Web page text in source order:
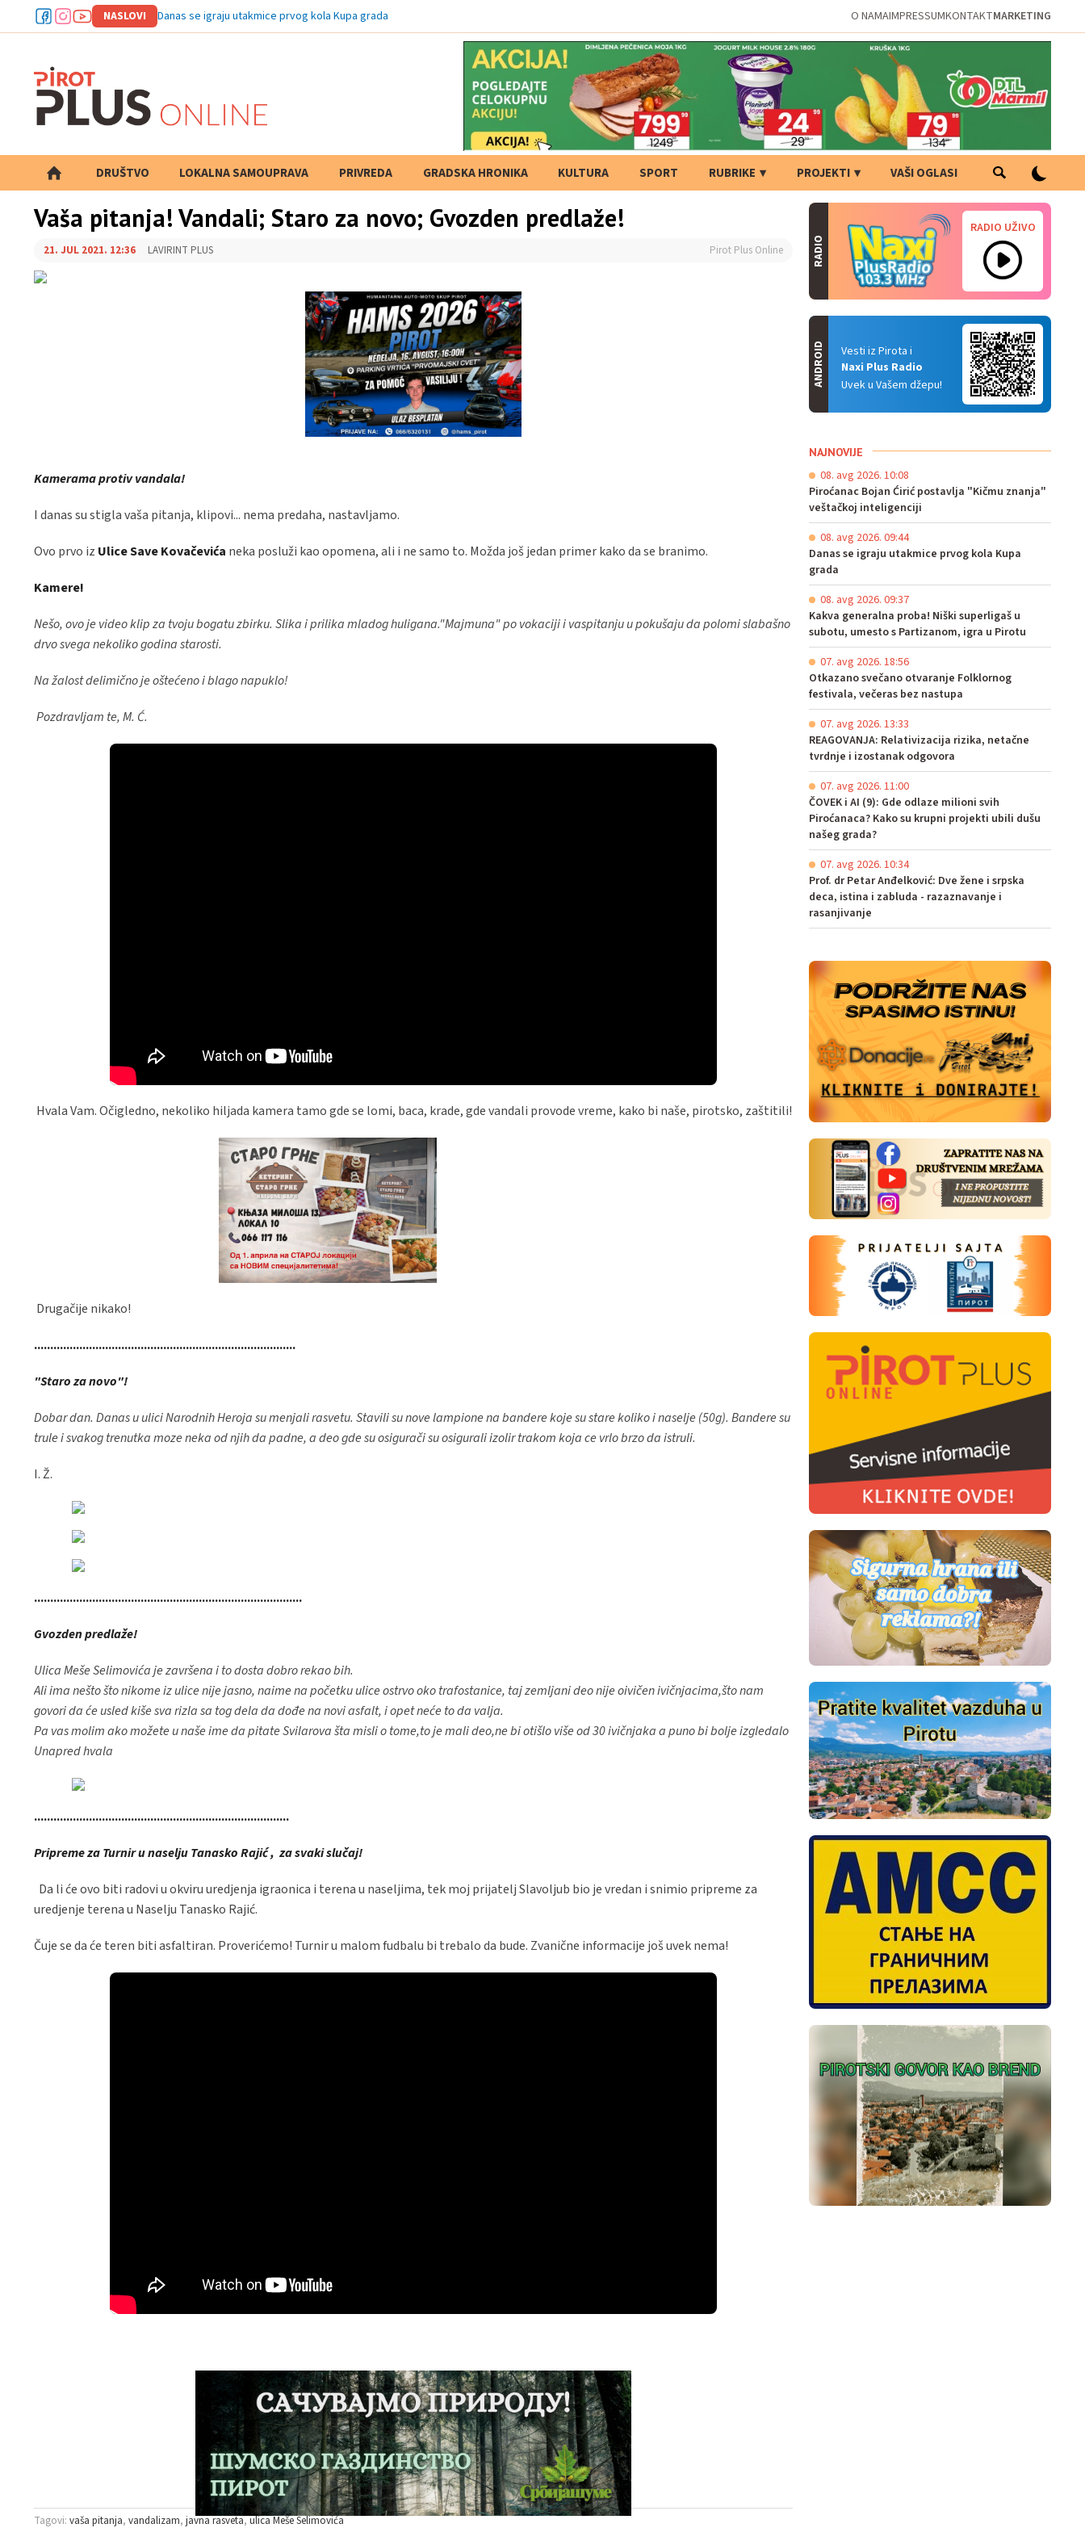
NASLOVI Danas se igraju utakmice prvog kola Kupa grada O NAMAIMPRESSUMKONTAKTMARKETING
DRUŠTVO LOKALNA SAMOUPRAVA PRIVREDA GRADSKA HRONIKA KULTURA SPORT RUBRIKE PROJEKTI VAŠI OGLASI
PRETRAGA
Vaša pitanja! Vandali; Staro za novo; Gvozden predlaže!
21. JUL 2021. 12:36 LAVIRINT PLUS Pirot Plus Online
Kamerama protiv vandala!
I danas su stigla vaša pitanja, klipovi... nema predaha, nastavljamo.
Ovo prvo iz Ulice Save Kovačevića neka posluži kao opomena, ali i ne samo to. Možda još jedan primer kako da se branimo.
Kamere!
Nešo, ovo je video klip za tvoju bogatu zbirku. Slika i prilika mladog huligana."Majmuna" po vokaciji i vaspitanju u pokušaju da polomi slabašno
drvo svega nekoliko godina starosti.
Na žalost delimično je oštećeno i blago napuklo!
Pozdravljam te, M. Ć.
Hvala Vam. Očigledno, nekoliko hiljada kamera tamo gde se lomi, baca, krade, gde vandali provode vreme, kako bi naše, pirotsko, zaštitili!
Drugačije nikako!
.................................................................................
"Staro za novo"!
Dobar dan. Danas u ulici Narodnih Heroja su menjali rasvetu. Stavili su nove lampione na bandere koje su stare koliko i naselje (50g). Bandere su
trule i svakog trenutka moze neka od njih da padne, a deo gde su osigurači su osigurali izolir trakom koja ce vrlo brzo da istruli.
I. Ž.
...................................................................................
Gvozden predlaže!
Ulica Meše Selimovića je završena i to dosta dobro rekao bih.
Ali ima nešto što nikome iz ulice nije jasno, naime na početku ulice ostrvo oko trafostanice, taj zemljani deo nije oivičen ivičnjacima,što nam
govori da će usled kiše sva rizla sa tog dela da dođe na novi asfalt, i opet neće to da valja.
Pa vas molim ako možete u naše ime da pitate Svilarova šta misli o tome,to je mali deo,ne bi otišlo više od 30 ivičnjaka a puno bi bolje izgledalo
Unapred hvala
...............................................................................
Pripreme za Turnir u naselju Tanasko Rajić , za svaki slučaj!
Da li će ovo biti radovi u okviru uredjenja igraonica i terena u naseljima, tek moj prijatelj Slavoljub bio je vredan i snimio pripreme za
uredjenje terena u Naselju Tanasko Rajić.
Čuje se da će teren biti asfaltiran. Proverićemo! Turnir u malom fudbalu bi trebalo da bude. Zvanične informacije još uvek nema!
Tagovi: vaša pitanja vandalizam javna rasveta ulica Meše Selimovića
RADIO
RADIO UŽIVO
Vesti iz Pirota i
Naxi Plus Radio
Uvek u Vašem džepu!
ANDROID
NAJNOVIJE
08. avg 2026. 10:08
Piroćanac Bojan Ćirić postavlja "Kičmu znanja"
veštačkoj inteligenciji
08. avg 2026. 09:44
Danas se igraju utakmice prvog kola Kupa
grada
08. avg 2026. 09:37
Kakva generalna proba! Niški superligaš u
subotu, umesto s Partizanom, igra u Pirotu
07. avg 2026. 18:56
Otkazano svečano otvaranje Folklornog
festivala, večeras bez nastupa
07. avg 2026. 13:33
REAGOVANJA: Relativizacija rizika, netačne
tvrdnje i izostanak odgovora
07. avg 2026. 11:00
ČOVEK i AI (9): Gde odlaze milioni svih
Piroćanaca? Kako su krupni projekti ubili dušu
našeg grada?
07. avg 2026. 10:34
Prof. dr Petar Anđelković: Dve žene i srpska
deca, istina i zabluda - razaznavanje i
rasanjivanje